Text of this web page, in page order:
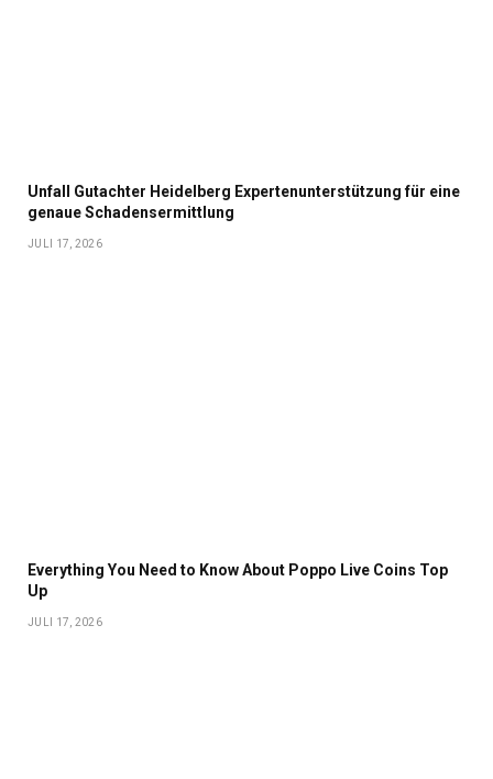
Unfall Gutachter Heidelberg Expertenunterstützung für eine
genaue Schadensermittlung
JULI 17, 2026
Everything You Need to Know About Poppo Live Coins Top
Up
JULI 17, 2026